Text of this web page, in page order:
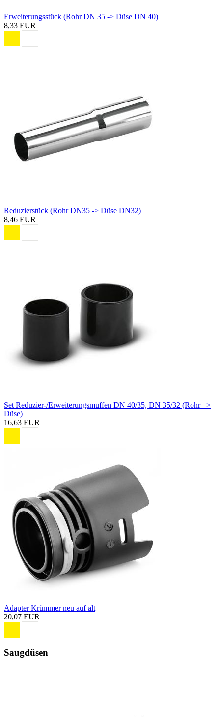
Erweiterungsstück (Rohr DN 35 -> Düse DN 40)
8,33 EUR
Reduzierstück (Rohr DN35 -> Düse DN32)
8,46 EUR
Set Reduzier-/Erweiterungsmuffen DN 40/35, DN 35/32 (Rohr –>
Düse)
16,63 EUR
Adapter Krümmer neu auf alt
20,07 EUR
Saugdüsen